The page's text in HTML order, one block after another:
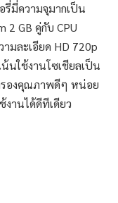
รี่มี่ความจุมากเป็น
GB คู่กับ CPU
มละเอียด HD 720p
นใช้งานโซเชียลเป็น
รองคุณภาพดีๆ หน่อย
งานได้ดีทีเดียว